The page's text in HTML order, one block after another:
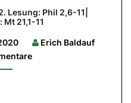
Lesung: Phil 2,6-11|
21,1-11
Erich Baldauf